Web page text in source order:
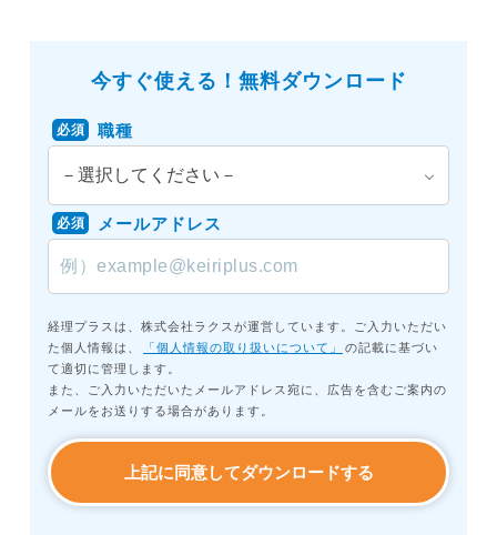
今すぐ使える！無料ダウンロード
職種
必須
メールアドレス
必須
経理プラスは、株式会社ラクスが運営しています。ご入力いただい
た個人情報は、
「個人情報の取り扱いについて」
の記載に基づい
て適切に管理します。
また、ご入力いただいたメールアドレス宛に、広告を含むご案内の
メールをお送りする場合があります。